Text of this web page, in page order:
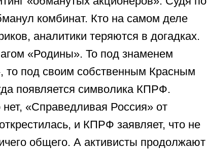
комбинат. Кто на самом деле
аналитики теряются в догадках.
«Родины». То под знаменем
то под своим собственным Красным
появляется символика КПРФ.
«Справедливая Россия» от
и КПРФ заявляет, что не
общего. А активисты продолжают